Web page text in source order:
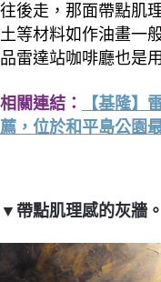
往後走，那面帶點肌
土等材料如作油畫一
品雷達站咖啡廳也是
相關連結：
【基隆】
薦，位於和平島公園
▼帶點肌理感的灰牆。